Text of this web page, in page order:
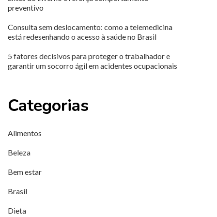
preventivo
Consulta sem deslocamento: como a telemedicina
está redesenhando o acesso à saúde no Brasil
5 fatores decisivos para proteger o trabalhador e
garantir um socorro ágil em acidentes ocupacionais
Categorias
Alimentos
Beleza
Bem estar
Brasil
Dieta